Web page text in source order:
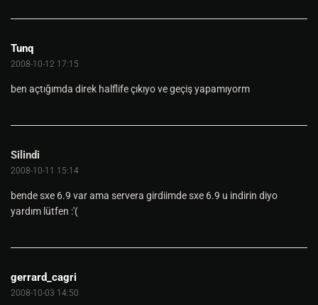
Tunq
2008-10-12 17:15
ben açtığımda direk halflife çıkıyo ve geçiş yapamıyorm
Silindi
2008-10-11 15:14
bende sxe 6.9 var ama servera girdiimde sxe 6.9 u indirin diyo
yardım lütfen :'(
gerrard_cagri
2008-10-03 14:50